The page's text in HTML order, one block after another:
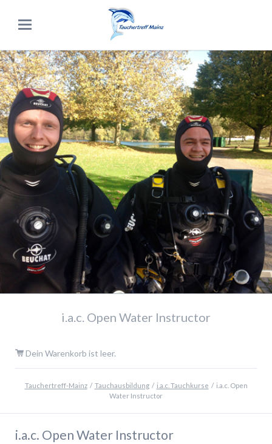
i.a.c. Open Water Instructor
Dein Warenkorb ist leer.
Tauchertreff-Mainz Tauchausbildung i.a.c. Tauchkurse
i.a.c. Open
Water Instructor
i.a.c. Open Water Instructor